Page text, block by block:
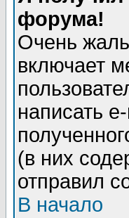
форума!
Очень
включает
написать
(в них
отправил
В начало